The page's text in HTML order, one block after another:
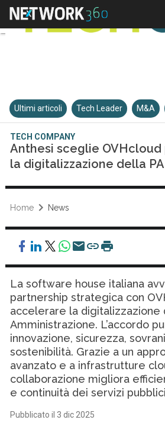
Ultimi articoli Tech Leader M&A
TECH COMPANY
Anthesi sceglie
la digitalizzazione della PA
Home News
La software house italiana
partnership strategica con
accelerare la digitalizzazione
Amministrazione. L’accordo
innovazione, sicurezza,
sostenibilità. Grazie a un
avanzato e a infrastrutture
collaborazione migliora
e continuità dei servizi pubblici
Pubblicato il 3 dic 2025